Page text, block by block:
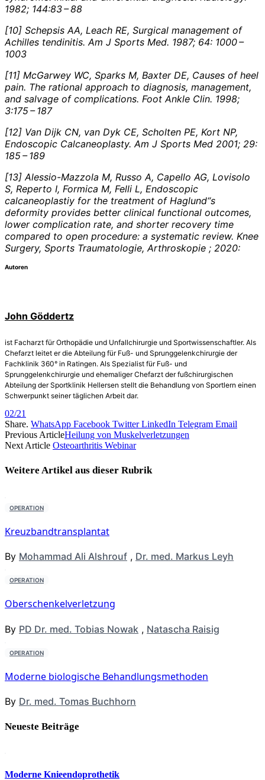
1982; 144:83 – 88
[10] Schepsis AA, Leach RE, Surgical management of
Achilles tendinitis. Am J Sports Med. 1987; 64: 1000 –
1003
[11] McGarwey WC, Sparks M, Baxter DE, Causes of heel
pain. The rational approach to diagnosis, management,
and salvage of complications. Foot Ankle Clin. 1998;
3:175 – 187
[12] Van Dijk CN, van Dyk CE, Scholten PE, Kort NP,
Endoscopic Calcaneoplasty. Am J Sports Med 2001; 29:
185 – 189
[13] Alessio-Mazzola M, Russo A, Capello AG, Lovisolo
S, Reperto I, Formica M, Felli L, Endoscopic
calcaneoplastiy for the treatment of Haglund“s
deformity provides better clinical functional outcomes,
lower complication rate, and shorter recovery time
compared to open procedure: a systematic review. Knee
Surgery, Sports Traumatologie, Arthroskopie ; 2020:
Autoren
John Göddertz
ist Facharzt für Orthopädie und Unfallchirurgie und Sportwissenschaftler. Als
Chefarzt leitet er die Abteilung für Fuß- und Sprunggelenkchirurgie der
Fachklinik 360° in Ratingen. Als Spezialist für Fuß- und
Sprunggelenkchirurgie und ehemaliger Chefarzt der fußchirurgischen
Abteilung der Sportklinik Hellersen stellt die Behandlung von Sportlern einen
Schwerpunkt seiner täglichen Arbeit dar.
02/21
Share. WhatsApp Facebook Twitter LinkedIn Telegram Email
Previous ArticleHeilung von Muskelverletzungen
Next Article Osteoarthritis Webinar
Weitere Artikel aus dieser Rubrik
OPERATION
Kreuzbandtransplantat
By Mohammad Ali Alshrouf , Dr. med. Markus Leyh
OPERATION
Oberschenkelverletzung
By PD Dr. med. Tobias Nowak , Natascha Raisig
OPERATION
Moderne biologische Behandlungsmethoden
By Dr. med. Tomas Buchhorn
Neueste Beiträge
Moderne Knieendoprothetik